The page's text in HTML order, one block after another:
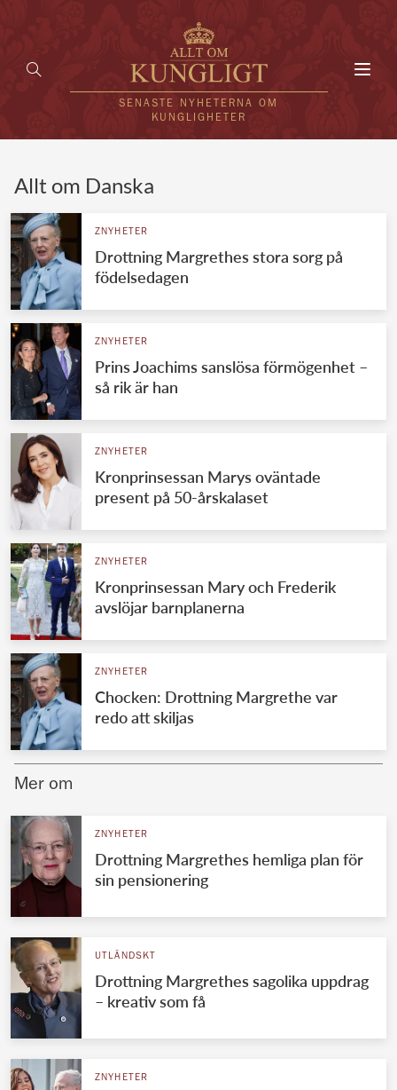
SENASTE NYHETERNA OM
KUNGLIGHETER
UTLÄNDSKT
VÄRLDENS KUNGAHUS
Svenska kungahuset
Brittiska kungahuset
Danska kungahuset
Spanska kungahuset
Jordanska kungahuset
Luxemburgska storhertighuset
Japanska kejsarhuset
Thailändska kungahuset
Marockanska kungahuset
REDAKTION
Allt om Danska
ZNYHETER
Drottning Margrethes stora sorg på
födelsedagen
ZNYHETER
Prins Joachims sanslösa förmögenhet –
så rik är han
ZNYHETER
Kronprinsessan Marys oväntade
present på 50-årskalaset
ZNYHETER
Kronprinsessan Mary och Frederik
avslöjar barnplanerna
ZNYHETER
Chocken: Drottning Margrethe var
redo att skiljas
Mer om
ZNYHETER
Drottning Margrethes hemliga plan för
sin pensionering
UTLÄNDSKT
Drottning Margrethes sagolika uppdrag
– kreativ som få
ZNYHETER